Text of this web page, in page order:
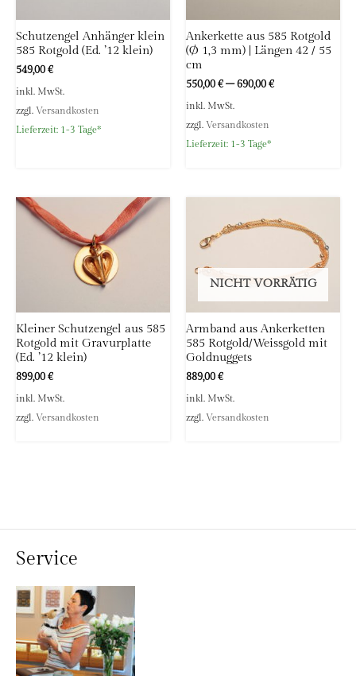
Schutzengel Anhänger klein
585 Rotgold (Ed. ’12 klein)
549,00€
inkl. MwSt.
zzgl. Versandkosten
Lieferzeit: 1-3 Tage*
Ankerkette aus 585 Rotgold
(Ø 1,3 mm) | Längen 42 / 55
cm
550,00€–690,00€
inkl. MwSt.
zzgl. Versandkosten
Lieferzeit: 1-3 Tage*
Kleiner Schutzengel aus 585
Rotgold mit Gravurplatte
(Ed. ’12 klein)
899,00€
inkl. MwSt.
zzgl. Versandkosten
NICHT VORRÄTIG
Armband aus Ankerketten
585 Rotgold/Weissgold mit
Goldnuggets
889,00€
inkl. MwSt.
zzgl. Versandkosten
Service